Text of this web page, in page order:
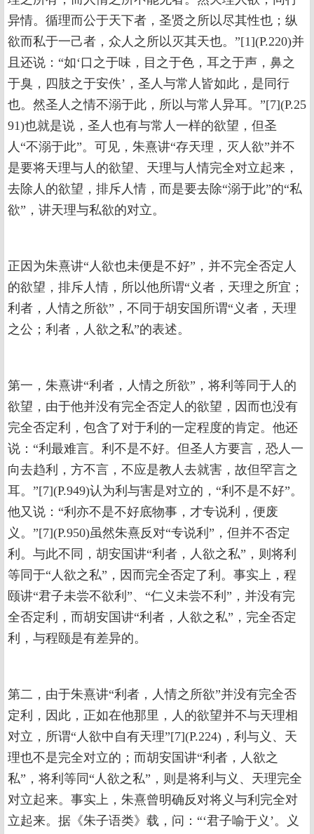
异情。循理而公于天下者，圣贤之所以尽其性也；纵
欲而私于一己者，众人之所以灭其天也。”[1](P.220)并
且还说：“如‘口之于味，目之于色，耳之于声，鼻之
于臭，四肢之于安佚’，圣人与常人皆如此，是同行
也。然圣人之情不溺于此，所以与常人异耳。”[7](P.25
91)也就是说，圣人也有与常人一样的欲望，但圣
人“不溺于此”。可见，朱熹讲“存天理，灭人欲”并不
是要将天理与人的欲望、天理与人情完全对立起来，
去除人的欲望，排斥人情，而是要去除“溺于此”的“私
欲”，讲天理与私欲的对立。
正因为朱熹讲“人欲也未便是不好”，并不完全否定人
的欲望，排斥人情，所以他所谓“义者，天理之所宜；
利者，人情之所欲”，不同于胡安国所谓“义者，天理
之公；利者，人欲之私”的表述。
第一，朱熹讲“利者，人情之所欲”，将利等同于人的
欲望，由于他并没有完全否定人的欲望，因而也没有
完全否定利，包含了对于利的一定程度的肯定。他还
说：“利最难言。利不是不好。但圣人方要言，恐人一
向去趋利，方不言，不应是教人去就害，故但罕言之
耳。”[7](P.949)认为利与害是对立的，“利不是不好”。
他又说：“利亦不是不好底物事，才专说利，便废
义。”[7](P.950)虽然朱熹反对“专说利”，但并不否定
利。与此不同，胡安国讲“利者，人欲之私”，则将利
等同于“人欲之私”，因而完全否定了利。事实上，程
颐讲“君子未尝不欲利”、“仁义未尝不利”，并没有完
全否定利，而胡安国讲“利者，人欲之私”，完全否定
利，与程颐是有差异的。
第二，由于朱熹讲“利者，人情之所欲”并没有完全否
定利，因此，正如在他那里，人的欲望并不与天理相
对立，所谓“人欲中自有天理”[7](P.224)，利与义、天
理也不是完全对立的；而胡安国讲“利者，人欲之
私”，将利等同“人欲之私”，则是将利与义、天理完全
对立起来。事实上，朱熹曾明确反对将义与利完全对
立起来。据《朱子语类》载，问：“‘君子喻于义’。义